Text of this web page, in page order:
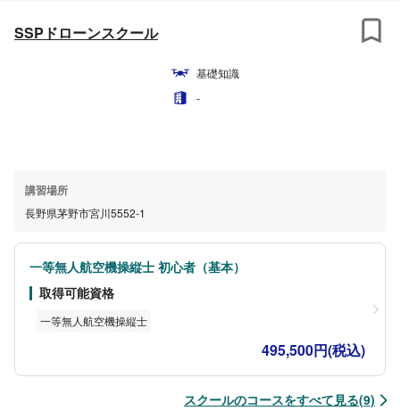
SSPドローンスクール
基礎知識
-
講習場所
長野県茅野市宮川5552-1
一等無人航空機操縦士 初心者（基本）
取得可能資格
一等無人航空機操縦士
495,500円(税込)
スクールのコースをすべて見る(9)